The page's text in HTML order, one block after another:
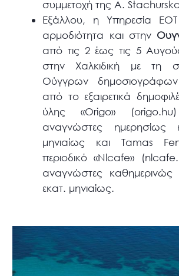
συμμετοχή της A.
Εξάλλου, η Υπηρεσία
αρμοδιότητα και στην
από τις 2 έως τις 5
στην Χαλκιδική με τη
Ούγγρων
από το εξαιρετικά
ύλης «Origo»
αναγνώστες ημερησίως
μηνιαίως και Tamas
περιοδικό «Nlcafe»
αναγνώστες καθημερινώς
εκατ. μηνιαίως.